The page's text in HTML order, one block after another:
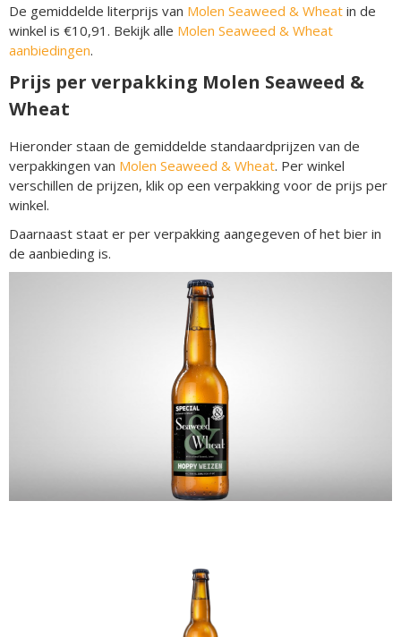
De gemiddelde literprijs van Molen Seaweed & Wheat in de
winkel is €10,91. Bekijk alle Molen Seaweed & Wheat
aanbiedingen.
Prijs per verpakking Molen Seaweed &
Wheat
Hieronder staan de gemiddelde standaardprijzen van de
verpakkingen van Molen Seaweed & Wheat. Per winkel
verschillen de prijzen, klik op een verpakking voor de prijs per
winkel.
Daarnaast staat er per verpakking aangegeven of het bier in
de aanbieding is.